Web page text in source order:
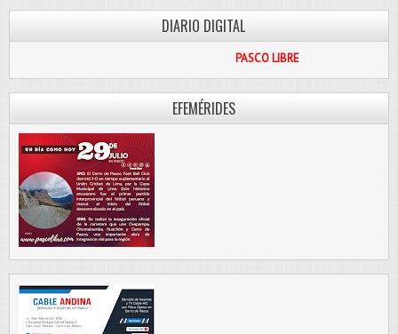
DIARIO DIGITAL
EFEMÉRIDES